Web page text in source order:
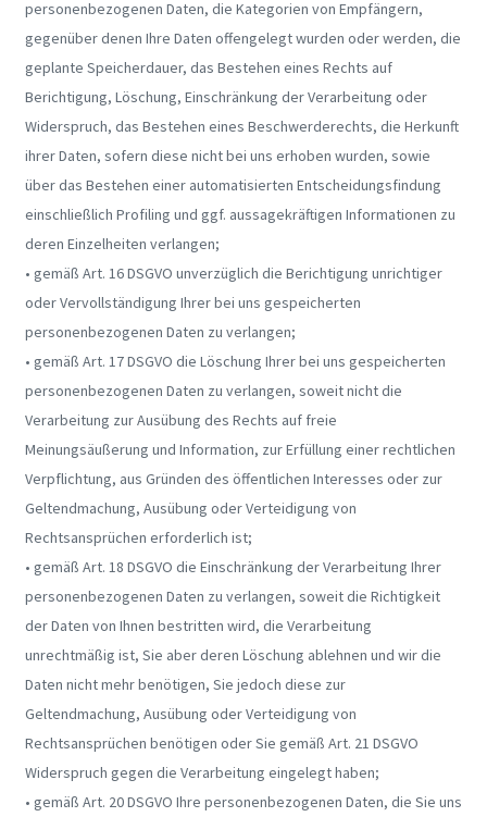
personenbezogenen Daten, die Kategorien von Empfängern,
gegenüber denen Ihre Daten offengelegt wurden oder werden, die
geplante Speicherdauer, das Bestehen eines Rechts auf
Berichtigung, Löschung, Einschränkung der Verarbeitung oder
Widerspruch, das Bestehen eines Beschwerderechts, die Herkunft
ihrer Daten, sofern diese nicht bei uns erhoben wurden, sowie
über das Bestehen einer automatisierten Entscheidungsfindung
einschließlich Profiling und ggf. aussagekräftigen Informationen zu
deren Einzelheiten verlangen;
• gemäß Art. 16 DSGVO unverzüglich die Berichtigung unrichtiger
oder Vervollständigung Ihrer bei uns gespeicherten
personenbezogenen Daten zu verlangen;
• gemäß Art. 17 DSGVO die Löschung Ihrer bei uns gespeicherten
personenbezogenen Daten zu verlangen, soweit nicht die
Verarbeitung zur Ausübung des Rechts auf freie
Meinungsäußerung und Information, zur Erfüllung einer rechtlichen
Verpflichtung, aus Gründen des öffentlichen Interesses oder zur
Geltendmachung, Ausübung oder Verteidigung von
Rechtsansprüchen erforderlich ist;
• gemäß Art. 18 DSGVO die Einschränkung der Verarbeitung Ihrer
personenbezogenen Daten zu verlangen, soweit die Richtigkeit
der Daten von Ihnen bestritten wird, die Verarbeitung
unrechtmäßig ist, Sie aber deren Löschung ablehnen und wir die
Daten nicht mehr benötigen, Sie jedoch diese zur
Geltendmachung, Ausübung oder Verteidigung von
Rechtsansprüchen benötigen oder Sie gemäß Art. 21 DSGVO
Widerspruch gegen die Verarbeitung eingelegt haben;
• gemäß Art. 20 DSGVO Ihre personenbezogenen Daten, die Sie uns